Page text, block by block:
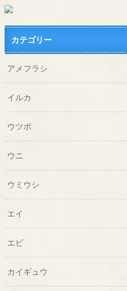
カテゴリー
アメフラシ
イルカ
ウツボ
ウニ
ウミウシ
エイ
エビ
カイギュウ